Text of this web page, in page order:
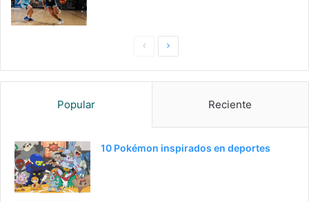
PaginaSiguiente
Popular Reciente
10 Pokémon inspirados en deportes